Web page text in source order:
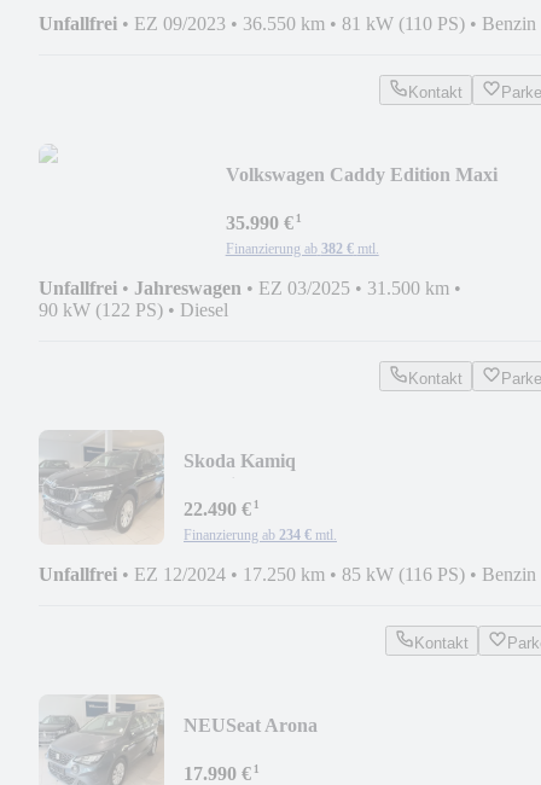
Unfallfrei • EZ 09/2023 • 36.550 km • 81 kW (110 PS) • Benzin
Kontakt
Volkswagen Caddy Edition Maxi
35.990 €¹
Finanzierung ab 382 € mtl.
Unfallfrei • Jahreswagen • EZ 03/2025 • 31.500 km •
90 kW (122 PS) • Diesel
Kontakt
Skoda Kamiq
22.490 €¹
Finanzierung ab 234 € mtl.
Unfallfrei • EZ 12/2024 • 17.250 km • 85 kW (116 PS) • Benzin
Kontakt
NEUSeat Arona
17.990 €¹